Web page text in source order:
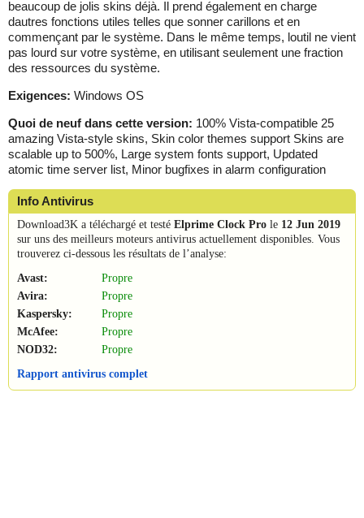
beaucoup de jolis skins déjà. Il prend également en charge
dautres fonctions utiles telles que sonner carillons et en
commençant par le système. Dans le même temps, loutil ne vient
pas lourd sur votre système, en utilisant seulement une fraction
des ressources du système.
Exigences: Windows OS
Quoi de neuf dans cette version: 100% Vista-compatible 25
amazing Vista-style skins, Skin color themes support Skins are
scalable up to 500%, Large system fonts support, Updated
atomic time server list, Minor bugfixes in alarm configuration
Info Antivirus
Download3K a téléchargé et testé Elprime Clock Pro le 12 Jun 2019
sur uns des meilleurs moteurs antivirus actuellement disponibles. Vous
trouverez ci-dessous les résultats de l’analyse:
Avast:
Propre
Avira:
Propre
Kaspersky:
Propre
McAfee:
Propre
NOD32:
Propre
Rapport antivirus complet